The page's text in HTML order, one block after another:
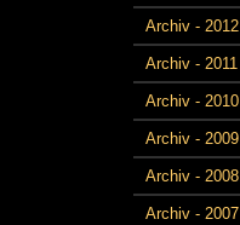
Archiv - 2012
Archiv - 2011
Archiv - 2010
Archiv - 2009
Archiv - 2008
Archiv - 2007